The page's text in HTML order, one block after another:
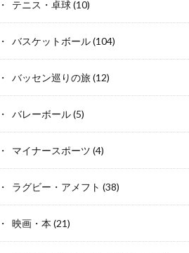
テニス・卓球(10)
バスケットボール(104)
バッセン巡りの旅(12)
バレーボール(5)
マイナースポーツ (4)
ラグビー・アメフト (38)
映画・本 (21)